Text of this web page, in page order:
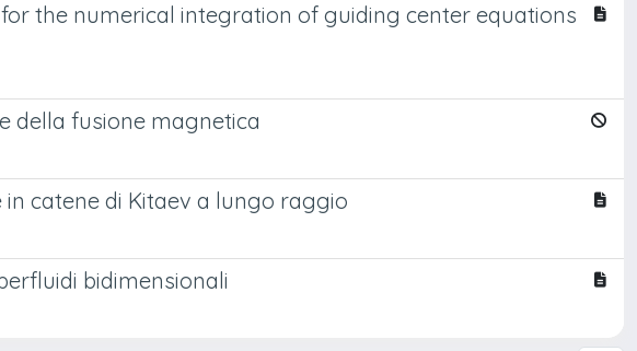
the numerical integration of guiding center equations
della fusione magnetica
catene di Kitaev a lungo raggio
bidimensionali